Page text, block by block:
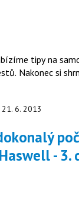
tipy na
Nakonec si
21. 6. 2013
- 3.